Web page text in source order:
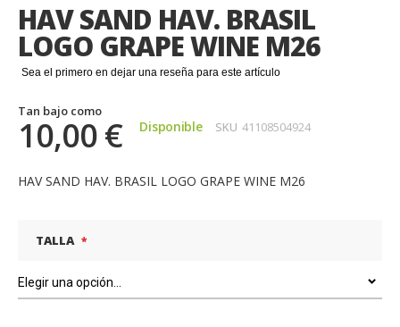
HAV SAND HAV. BRASIL
LOGO GRAPE WINE M26
Sea el primero en dejar una reseña para este artículo
Tan bajo como
10,00 € Disponible SKU 41108504924
HAV SAND HAV. BRASIL LOGO GRAPE WINE M26
TALLA
de
la
galería
de